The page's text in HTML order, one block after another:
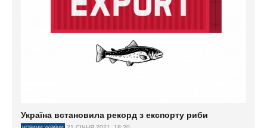
Україна встановила рекорд з експорту риби